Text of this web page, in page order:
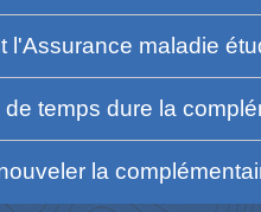
l'Assurance maladie
de temps dure la
la